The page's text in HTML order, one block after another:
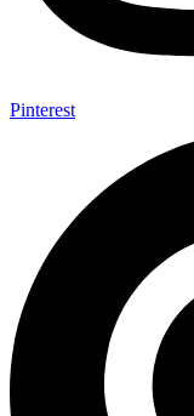
Pinterest